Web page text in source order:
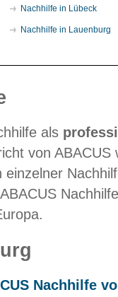
Nachhilfe in Lübeck
Nachhilfe in Lauenburg
als
von
einzelner
Nachhilfe